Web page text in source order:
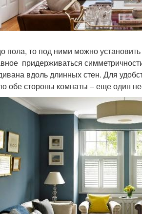
пола, то под ними можно
придерживаться
вдоль длинных стен. Для
обе стороны комнаты – еще один